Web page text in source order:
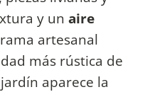
y un aire
artesanal
más rústica de
aparece la